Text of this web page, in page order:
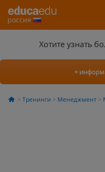
россия
Хотите узнать
+
Тренинги Менеджмент